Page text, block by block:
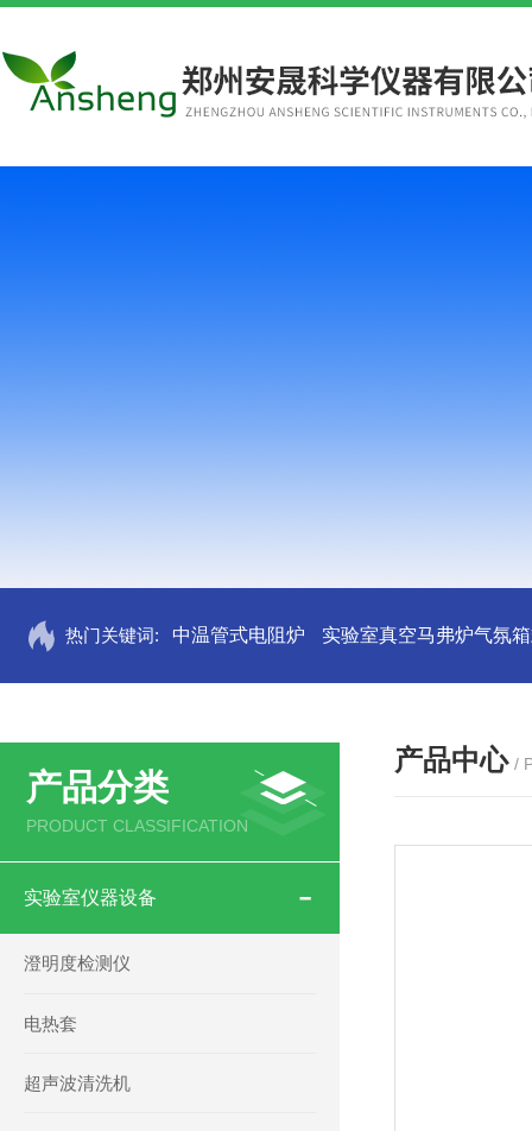
热门关键词: 中温管式电阻炉 实验室真空马弗炉气氛
产品分类
PRODUCT CLASSIFICATION
实验室仪器设备
澄明度检测仪
电热套
超声波清洗机
产品中心 /